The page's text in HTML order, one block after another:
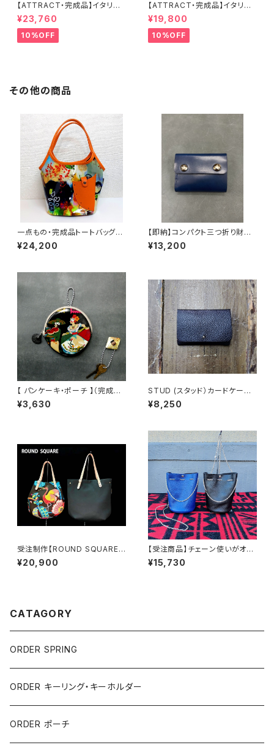
【ATTRACT・完成品】イタリア
ンレザー「MISSOURI」（ネイビ
ー）ショルダー
¥23,760
10%OFF
【ATTRACT・完成品】イタリア
ンレザー「MISSOURI」（ブラウ
ン）ショルダー
¥19,800
10%OFF
その他の商品
一点もの・完成品トートバッグ「C
OLT」(M) 「abstract(A))」×オ
レンジレザー
¥24,200
【即納】コンパクト三つ折り財布『
PREGO(プレゴ）』「MISSOUR
I」（ネイビーレザー）×五芒星シ
¥13,200
【 パンケーキ・ポーチ 】（完成品）
「カーニバル(A)」×ブラックレザ
ー
¥3,630
STUD (スタッド）カードケース
(ブラック)【完成品】
¥8,250
受注制作【ROUND SQUARE】
トート（L）サイズをオーダーす
る。
¥20,900
【受注商品】チェーン使いがオシ
ャレなミニショルダー【CHAIN
STRINGS / チェーンストリン
¥15,730
CATAGORY
ORDER SPRING
ORDER キーリング・キーホルダー
ORDER ポーチ